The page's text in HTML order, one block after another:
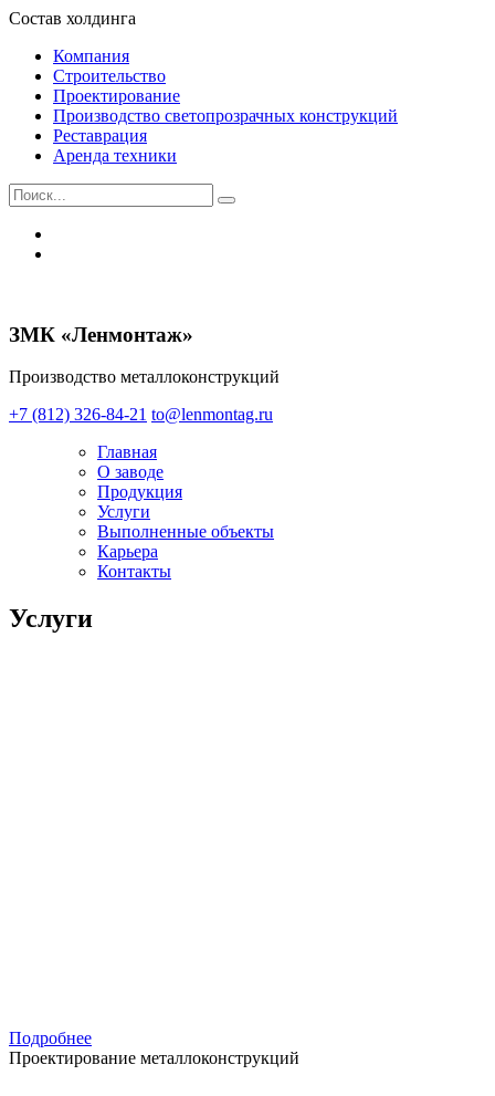
Состав холдинга
Компания
Строительство
Проектирование
Производство светопрозрачных конструкций
Реставрация
Аренда техники
ЗМК «Ленмонтаж»
Производство металлоконструкций
+7 (812) 326-84-21 to@lenmontag.ru
Главная
О заводе
Продукция
Услуги
Выполненные объекты
Карьера
Контакты
Услуги
Подробнее
Проектирование металлоконструкций